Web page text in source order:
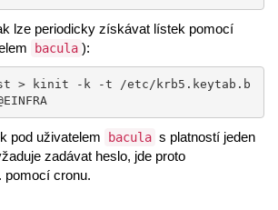
lze periodicky získávat lístek pomocí
bacula ):
> kinit -k -t /etc/krb5.keytab.b
pod uživatelem bacula s platností jeden
zadávat heslo, jde proto
pomocí cronu.